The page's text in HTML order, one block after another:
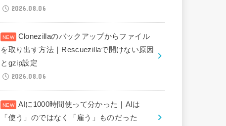
2026.08.06
Clonezillaのバックアップからファイル
を取り出す方法｜Rescuezillaで開けない原因
とgzip設定
2026.08.06
AIに1000時間使って分かった｜AIは
「使う」のではなく「雇う」ものだった